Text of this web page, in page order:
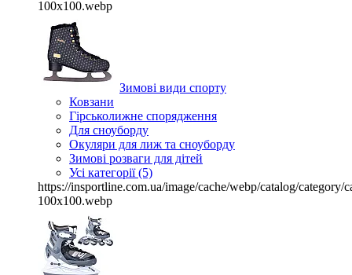
100x100.webp
Зимові види спорту
Ковзани
Гірськолижне спорядження
Для сноуборду
Окуляри для лиж та сноуборду
Зимові розваги для дітей
Усі категорії (5)
https://insportline.com.ua/image/cache/webp/catalog/category/
100x100.webp